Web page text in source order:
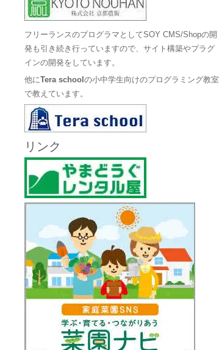
フリーランスのプログラマとしてSOY CMS/Shopの開
発も引き続き行っていますので、サイト構築やプラグ
インの開発をしています。
他にTera schoolの小中学生向けのプログラミング教室
で教えています。
リンク